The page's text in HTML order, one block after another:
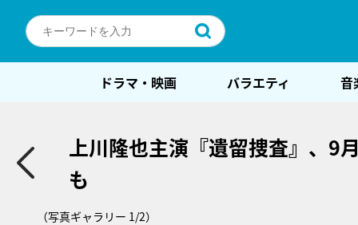
ドラマ・映画 バラエティ 音
上川隆也主演『遺留捜査』、9
も
（写真ギャラリー 1/2）